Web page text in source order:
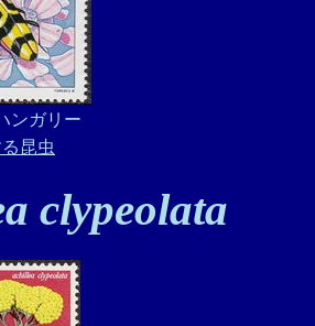
ンガリー
昆虫
clypeolata